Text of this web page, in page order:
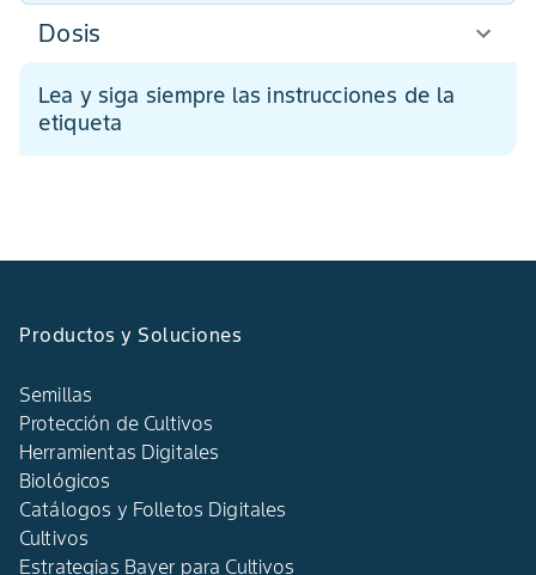
Dosis
Lea y siga siempre las instrucciones de la
etiqueta
Productos y Soluciones
Semillas
Protección de Cultivos
Herramientas Digitales
Biológicos
Catálogos y Folletos Digitales
Cultivos
Estrategias Bayer para Cultivos